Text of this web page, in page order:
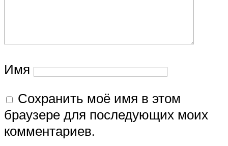
Имя
Сохранить моё имя в этом
браузере для последующих моих
комментариев.